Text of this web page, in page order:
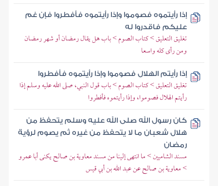
إذا رأيتموه فصوموا وإذا رأيتموه فأفطروا فإن غم
عليكم فاقدروا له
تغليق التعليق > كتاب الصوم > باب هل يقال رمضان أو شهر رمضان
ومن رأى كله واسعا
إذا رأيتم الهلال فصوموا وإذا رأيتموه فأفطروا
تغليق التعليق > كتاب الصوم > باب قول النبي، صلى الله عليه وسلم إذا
رأيتم الهلال فصوموا، وإذا رأيتموه فأفطروا
كان رسول الله صلى الله عليه وسلم يتحفظ من
هلال شعبان ما لا يتحفظ من غيره ثم يصوم لرؤية
رمضان
مسند الشاميين > ما انتهى إلينا من مسند معاوية بن صالح يكنى أبا عمرو
> معاوية بن صالح عن عبد الله بن أبي قيس